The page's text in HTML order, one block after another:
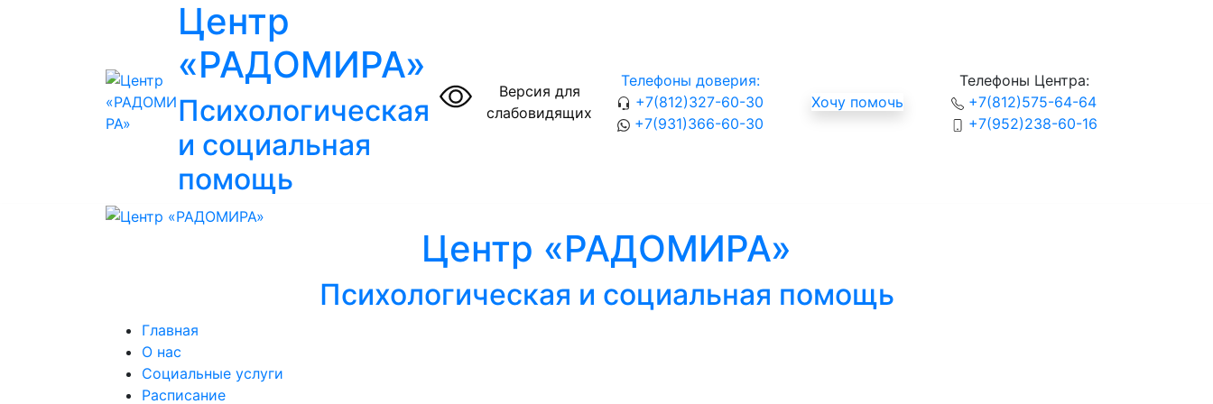
Центр
«РАДОМИРА»
Психологическая
и социальная
помощь
Версия для
слабовидящих
Телефоны доверия:
+7(812)327-60-30
+7(931)366-60-30
Хочу помочь
Телефоны Центра:
+7(812)575-64-64
+7(952)238-60-16
Центр «РАДОМИРА»
Психологическая и социальная помощь
Главная
О нас
Социальные услуги
Расписание